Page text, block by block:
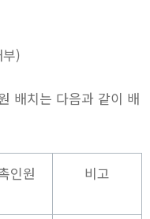
)
배치는 다음과 같이 배
인원 비고